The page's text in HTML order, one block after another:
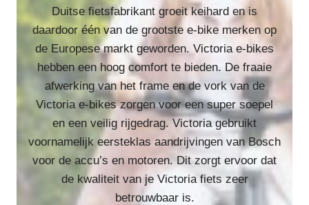
Duitse fietsfabrikant groeit keihard en is
daardoor één van de grootste e-bike merken op
de Europese markt geworden. Victoria e-bikes
hebben een hoog comfort te bieden. De fraaie
afwerking van het frame en de vork van de
Victoria e-bikes zorgen voor een super soepel
en een veilig rijgedrag. Victoria gebruikt
voornamelijk eersteklas aandrijvingen van Bosch
voor de accu’s en motoren. Dit zorgt ervoor dat
de kwaliteit van je Victoria fiets zeer
betrouwbaar is.